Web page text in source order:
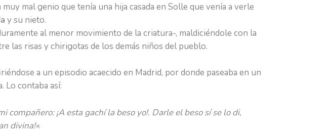
muy mal genio que tenía una hija casada en Solle que venía a verle
y su nieto.
al menor movimiento de la criatura-, maldiciéndole con la
las risas y chirigotas de los demás niños del pueblo.
a un episodio acaecido en Madrid, por donde paseaba en un
Lo contaba así:
¡A esta gachí la beso yo!. Darle el beso sí se lo di,
divina!».